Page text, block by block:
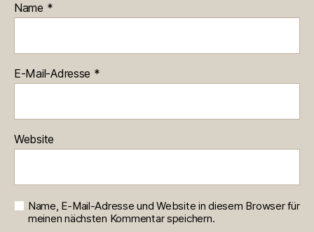
Name *
E-Mail-Adresse *
Website
Name, E-Mail-Adresse und Website in diesem Browser für
meinen nächsten Kommentar speichern.